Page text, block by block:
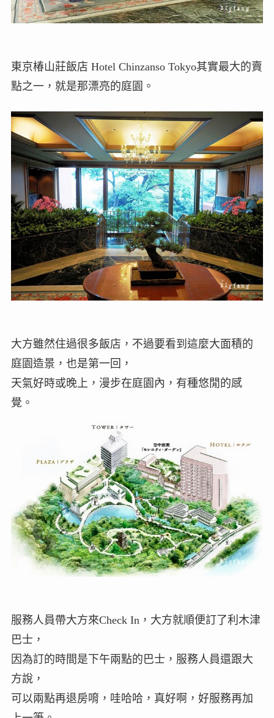
東京椿山莊飯店 Hotel Chinzanso Tokyo其實最大的賣
點之一，就是那漂亮的庭園。
大方雖然住過很多飯店，不過要看到這麼大面積的
庭園造景，也是第一回，
天氣好時或晚上，漫步在庭園內，有種悠閒的感
覺。
服務人員帶大方來Check In，大方就順便訂了利木津
巴士，
因為訂的時間是下午兩點的巴士，服務人員還跟大
方說，
可以兩點再退房唷，哇哈哈，真好啊，好服務再加